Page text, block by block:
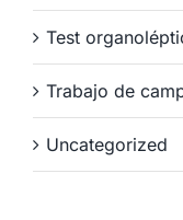
Test
Trabajo de
Uncategorized